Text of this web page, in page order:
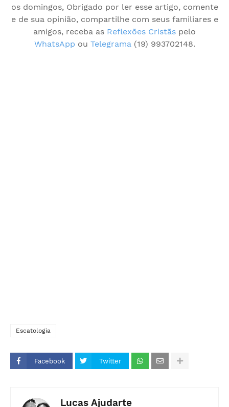
os domingos, Obrigado por ler esse artigo, comente
e de sua opinião, compartilhe com seus familiares e
amigos, receba as Reflexões Cristãs pelo
WhatsApp ou Telegrama (19) 993702148.
Escatologia
Facebook Twitter
Lucas Ajudarte